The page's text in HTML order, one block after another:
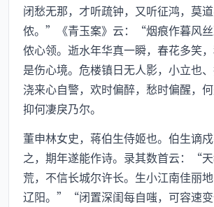
闭愁无那，才听疏钟，又听征鸿，莫
侬。”《青玉案》云：“烟痕作暮风丝
侬心领。逝水年华真一瞬，春花多笑
是伤心境。危楼镇日无人影，小立也
浇来心自警，欢时偏醉，愁时偏醒，
抑何凄戾乃尔。
董申林女史，蒋伯生侍姬也。伯生谪
之，期年遂能作诗。录其数首云：“
荒，不信长城尔许长。生小江南佳丽
辽阳。”“闭置深闺每自嗤，可容速